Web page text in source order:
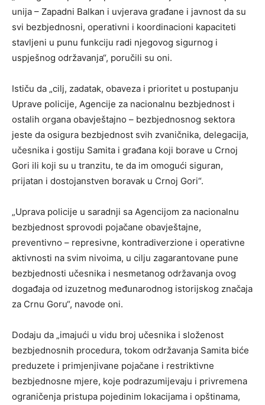
unija – Zapadni Balkan i uvjerava građane i javnost da su
svi bezbjednosni, operativni i koordinacioni kapaciteti
stavljeni u punu funkciju radi njegovog sigurnog i
uspješnog održavanja“, poručili su oni.
Ističu da „cilj, zadatak, obaveza i prioritet u postupanju
Uprave policije, Agencije za nacionalnu bezbjednost i
ostalih organa obavještajno – bezbjednosnog sektora
jeste da osigura bezbjednost svih zvaničnika, delegacija,
učesnika i gostiju Samita i građana koji borave u Crnoj
Gori ili koji su u tranzitu, te da im omogući siguran,
prijatan i dostojanstven boravak u Crnoj Gori“.
„Uprava policije u saradnji sa Agencijom za nacionalnu
bezbjednost sprovodi pojačane obavještajne,
preventivno – represivne, kontradiverzione i operativne
aktivnosti na svim nivoima, u cilju zagarantovane pune
bezbjednosti učesnika i nesmetanog održavanja ovog
događaja od izuzetnog međunarodnog istorijskog značaja
za Crnu Goru“, navode oni.
Dodaju da „imajući u vidu broj učesnika i složenost
bezbjednosnih procedura, tokom održavanja Samita biće
preduzete i primjenjivane pojačane i restriktivne
bezbjednosne mjere, koje podrazumijevaju i privremena
ograničenja pristupa pojedinim lokacijama i opštinama,